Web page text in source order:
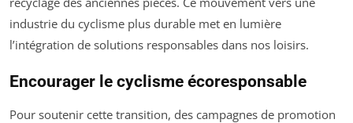
industrie du cyclisme plus durable met en lumière
l’intégration de solutions responsables dans nos loisirs.
Encourager le cyclisme écoresponsable
Pour soutenir cette transition, des campagnes de promotion